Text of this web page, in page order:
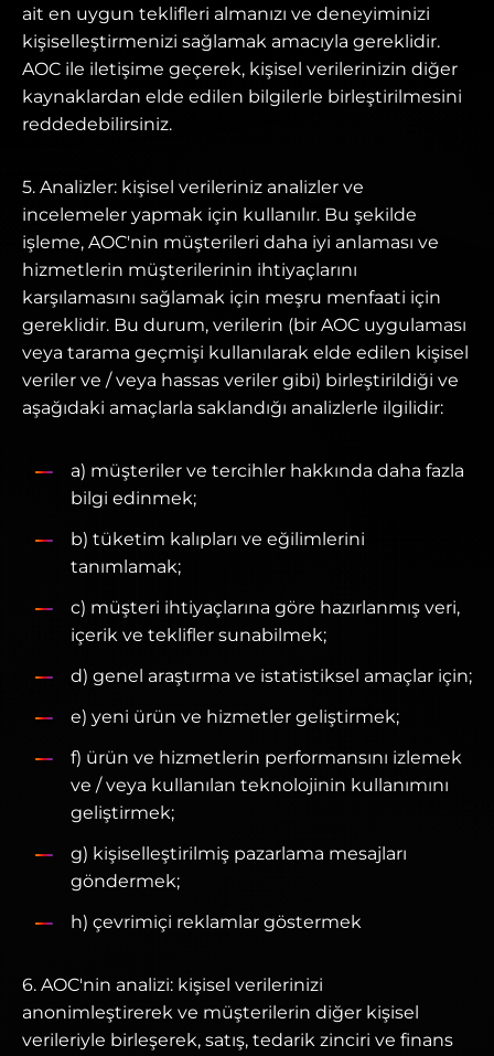
ait en uygun teklifleri almanızı ve deneyiminizi
kişiselleştirmenizi sağlamak amacıyla gereklidir.
AOC ile iletişime geçerek, kişisel verilerinizin diğer
kaynaklardan elde edilen bilgilerle birleştirilmesini
reddedebilirsiniz.
5. Analizler: kişisel verileriniz analizler ve
incelemeler yapmak için kullanılır. Bu şekilde
işleme, AOC'nin müşterileri daha iyi anlaması ve
hizmetlerin müşterilerinin ihtiyaçlarını
karşılamasını sağlamak için meşru menfaati için
gereklidir. Bu durum, verilerin (bir AOC uygulaması
veya tarama geçmişi kullanılarak elde edilen kişisel
veriler ve / veya hassas veriler gibi) birleştirildiği ve
aşağıdaki amaçlarla saklandığı analizlerle ilgilidir:
a) müşteriler ve tercihler hakkında daha fazla
bilgi edinmek;
b) tüketim kalıpları ve eğilimlerini
tanımlamak;
c) müşteri ihtiyaçlarına göre hazırlanmış veri,
içerik ve teklifler sunabilmek;
d) genel araştırma ve istatistiksel amaçlar için;
e) yeni ürün ve hizmetler geliştirmek;
f) ürün ve hizmetlerin performansını izlemek
ve / veya kullanılan teknolojinin kullanımını
geliştirmek;
g) kişiselleştirilmiş pazarlama mesajları
göndermek;
h) çevrimiçi reklamlar göstermek
6. AOC'nin analizi: kişisel verilerinizi
anonimleştirerek ve müşterilerin diğer kişisel
verileriyle birleşerek, satış, tedarik zinciri ve finans